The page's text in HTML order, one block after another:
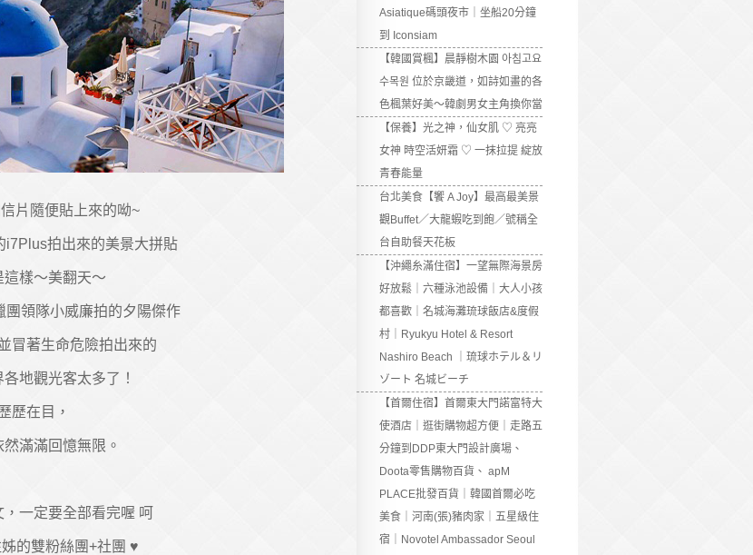
片隨便貼上來的呦~
i7Plus拍出來的美景大拼貼
樣～美翻天～
團領隊小威廉拍的夕陽傑作
冒著生命危險拍出來的
地觀光客太多了！
歷在目，
滿滿回憶無限。
一定要全部看完喔 呵
的雙粉絲團+社團 ♥
Asiatique碼頭夜市｜坐船20分鐘
到 Iconsiam
【韓國賞楓】晨靜樹木園 아침고요
수목원 位於京畿道，如詩如畫的各
色楓葉好美～韓劇男女主角換你當
【保養】光之神，仙女肌 ♡ 亮亮
女神 時空活妍霜 ♡ 一抹拉提 綻放
青春能量
台北美食【饗 A Joy】最高最美景
觀Buffet／大龍蝦吃到飽／號稱全
台自助餐天花板
【沖繩糸滿住宿】一望無際海景房
好放鬆｜六種泳池設備｜大人小孩
都喜歡｜名城海灘琉球飯店&度假
村｜Ryukyu Hotel & Resort
Nashiro Beach ｜琉球ホテル＆リ
ゾート 名城ビーチ
【首爾住宿】首爾東大門諾富特大
使酒店｜逛街購物超方便｜走路五
分鐘到DDP東大門設計廣場、
Doota零售購物百貨、 apM
PLACE批發百貨｜韓國首爾必吃
美食｜河南(張)豬肉家｜五星級住
宿｜Novotel Ambassador Seoul